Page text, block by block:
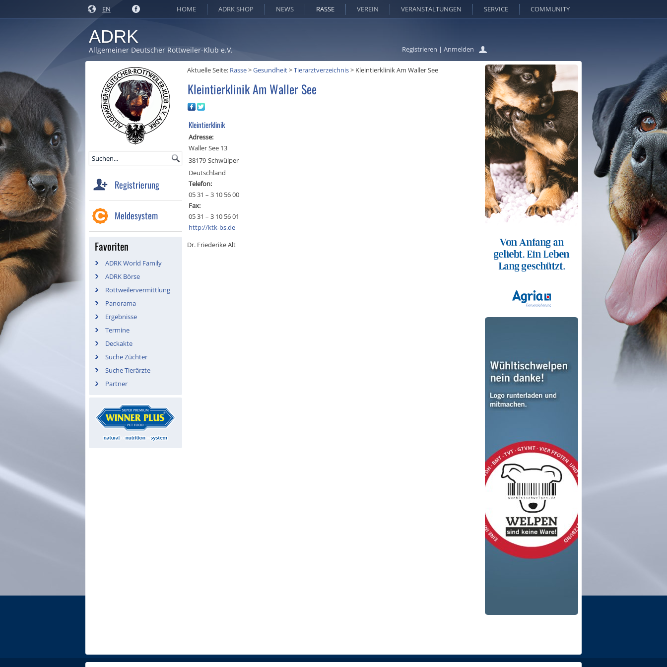
EN
Registrieren | Anmelden
HOME ADRK SHOP NEWS RASSE VEREIN VERANSTALTUNGEN SERVICE COMMUNITY
ADRK
Allgemeiner Deutscher Rottweiler-Klub e.V.
Registrierung
Meldesystem
Favoriten
ADRK World Family
ADRK Börse
Rottweilervermittlung
Panorama
Ergebnisse
Termine
Deckakte
Suche Züchter
Suche Tierärzte
Partner
Aktuelle Seite: Rasse>Gesundheit>Tierarztverzeichnis> Kleintierklinik Am Waller See
Kleintierklinik Am Waller See
Kleintierklinik
Adresse:
Waller See 13
38179 Schwülper
Deutschland
Telefon:
05 31 – 3 10 56 00
Fax:
05 31 – 3 10 56 01
http://ktk-bs.de
Dr. Friederike Alt